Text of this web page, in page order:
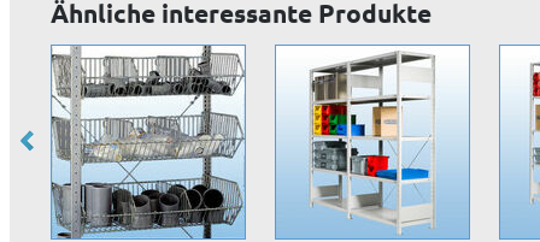
Ähnliche interessante Produkte